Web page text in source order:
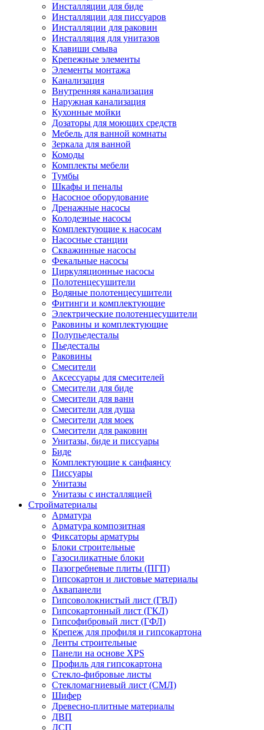
Инсталляции для биде
Инсталляции для писсуаров
Инсталляции для раковин
Инсталляция для унитазов
Клавиши смыва
Крепежные элементы
Элементы монтажа
Канализация
Внутренняя канализация
Наружная канализация
Кухонные мойки
Дозаторы для моющих средств
Мебель для ванной комнаты
Зеркала для ванной
Комоды
Комплекты мебели
Тумбы
Шкафы и пеналы
Насосное оборудование
Дренажные насосы
Колодезные насосы
Комплектующие к насосам
Насосные станции
Скважинные насосы
Фекальные насосы
Циркуляционные насосы
Полотенцесушители
Водяные полотенцесушители
Фитинги и комплектующие
Электрические полотенцесушители
Раковины и комплектующие
Полупьедесталы
Пьедесталы
Раковины
Смесители
Аксессуары для смесителей
Смесители для биде
Смесители для ванн
Смесители для душа
Смесители для моек
Смесители для раковин
Унитазы, биде и писсуары
Биде
Комплектующие к санфаянсу
Писсуары
Унитазы
Унитазы с инсталляцией
Стройматериалы
Арматура
Арматура композитная
Фиксаторы арматуры
Блоки строительные
Газосиликатные блоки
Пазогребневые плиты (ПГП)
Гипсокартон и листовые материалы
Аквапанели
Гипсоволокнистый лист (ГВЛ)
Гипсокартонный лист (ГКЛ)
Гипсофибровый лист (ГФЛ)
Крепеж для профиля и гипсокартона
Ленты строительные
Панели на основе XPS
Профиль для гипсокартона
Стекло-фибровые листы
Стекломагниевый лист (СМЛ)
Шифер
Древесно-плитные материалы
ДВП
ДСП